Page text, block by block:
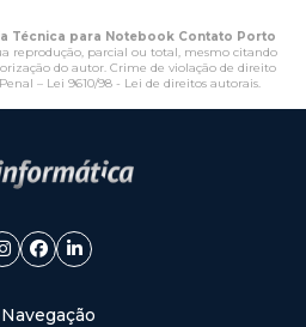
Técnica para Notebook Contato Porto
reprodução, parcial ou total, mesmo citando
do autor. Crime de violação de direito
– Lei 9610/98 - Lei de direitos autorais.
Navegação